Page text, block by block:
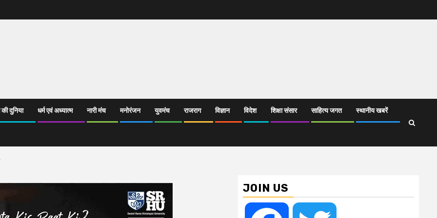
दुनिया धर्म एवं अध्यात्म नारी मंच मनोरंजन युवमंच राजराग विज्ञान विदेश शिक्षा संसार साहित्य जगत स्थानीय खबरें
JOIN US